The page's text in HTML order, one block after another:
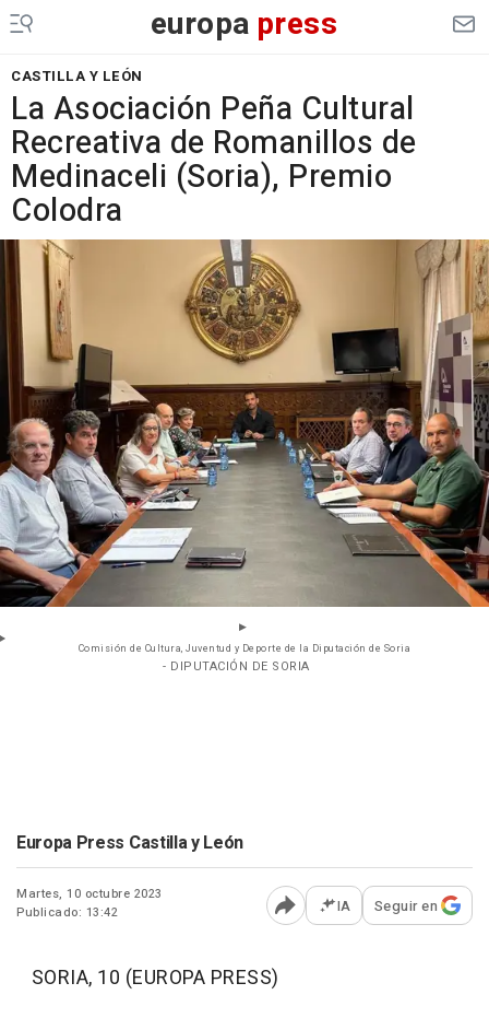
europa press
CASTILLA Y LEÓN
La Asociación Peña Cultural
Recreativa de Romanillos de
Medinaceli (Soria), Premio
Colodra
Comisión de Cultura, Juventud y Deporte de la Diputación de Soria
- DIPUTACIÓN DE SORIA
Europa Press Castilla y León
Martes, 10 octubre 2023
Publicado: 13:42
Abrir opciones para
IA Seguir en
SORIA, 10 (EUROPA PRESS)